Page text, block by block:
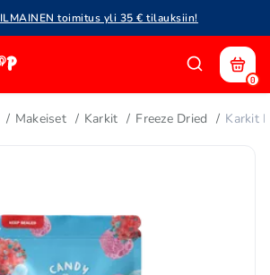
ILMAINEN toimitus yli 35 € tilauksiin!
0
Makeiset Karkit Freeze Dried Karkit